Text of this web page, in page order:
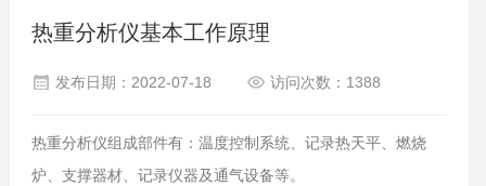
热重分析仪基本工作原理
发布日期：2022-07-18 访问次数：1388
热重分析仪组成部件有：温度控制系统、记录热天平、燃烧
炉、支撑器材、记录仪器及通气设备等。